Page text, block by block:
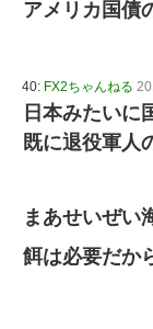
アメリカ国債
40: FX2ちゃんねる
日本みたいに
既に退役軍人
まあせいぜい
餌は必要だか